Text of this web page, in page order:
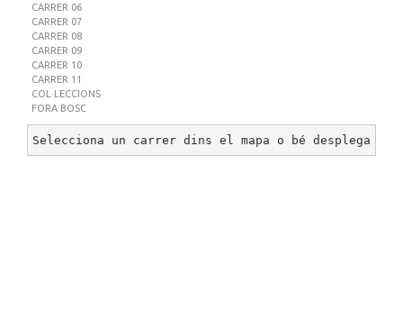
CARRER 06
CARRER 07
CARRER 08
CARRER 09
CARRER 10
CARRER 11
COL·LECCIONS
FORA BOSC
Selecciona un carrer dins el mapa o bé desplega